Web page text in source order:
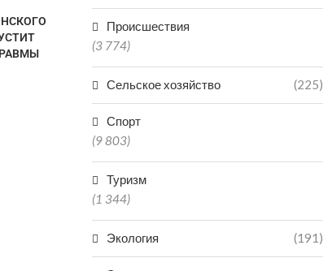
ГАСТРОНОМИЧЕСКИЙ
ФЕСТИВАЛЬ ПРОЙДЕТ В
МАХАЧКАЛЕ
Происшествия
(3 774)
Сельское хозяйство (225)
Спорт
(9 803)
Туризм
(1 344)
Экология (191)